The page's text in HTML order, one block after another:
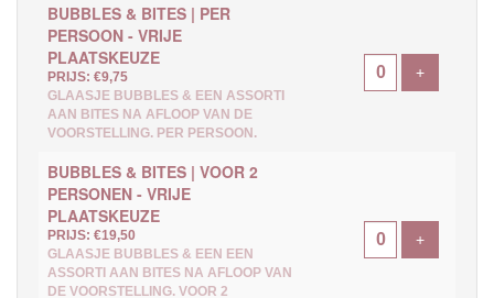
BUBBLES & BITES | PER
PERSOON - VRIJE
PLAATSKEUZE
PRIJS: €9,75
GLAASJE BUBBLES & EEN ASSORTI
AAN BITES NA AFLOOP VAN DE
VOORSTELLING. PER PERSOON.
+Voeg
BUBBLES & BITES | VOOR 2
PERSONEN - VRIJE
PLAATSKEUZE
PRIJS: €19,50
GLAASJE BUBBLES & EEN EEN
ASSORTI AAN BITES NA AFLOOP VAN
DE VOORSTELLING. VOOR 2
+Voeg